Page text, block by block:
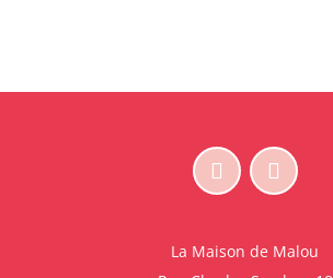
La Maison de Malou